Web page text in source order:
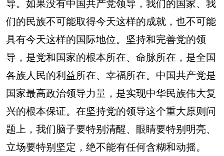
们的民族不可能取得今天这样的成就，也不可能
具有今天这样的国际地位。坚持和完善党的领
导，是党和国家的根本所在、命脉所在，是全国
各族人民的利益所在、幸福所在。中国共产党是
国家最高政治领导力量，是实现中华民族伟大复
兴的根本保证。在坚持党的领导这个重大原则问
题上，我们脑子要特别清醒、眼睛要特别明亮、
立场要特别坚定，绝不能有任何含糊和动摇。